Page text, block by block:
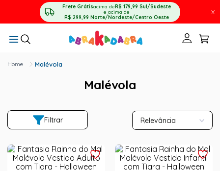
Frete Grátisacima deR$ 179,99 Sul/Sudeste
e acima de
R$ 299,99 Norte/Nordeste/Centro Oeste
X
Malévola
Malévola
Filtrar Relevância